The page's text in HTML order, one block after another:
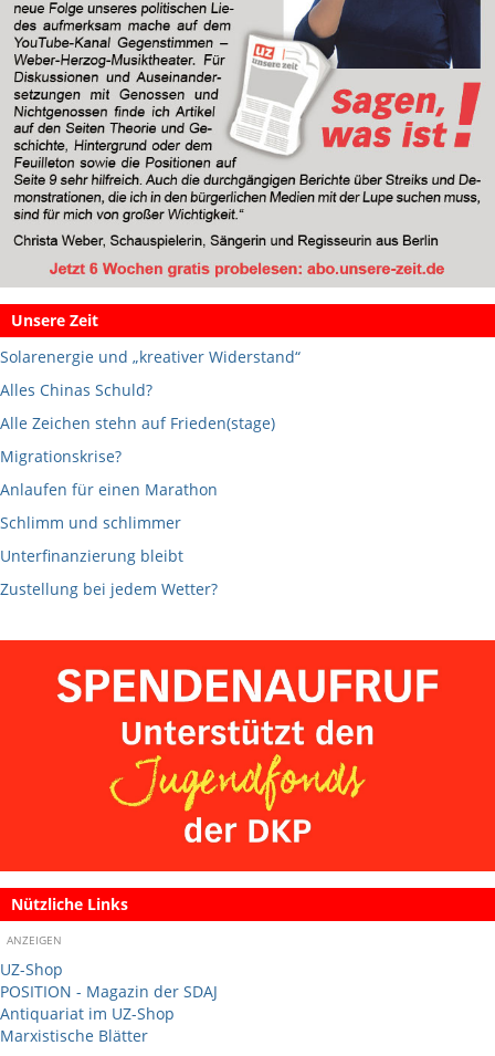
Unsere Zeit
Solarenergie und „kreativer Widerstand“
Alles Chinas Schuld?
Alle Zeichen stehn auf Frieden(stage)
Migrationskrise?
Anlaufen für einen Marathon
Schlimm und schlimmer
Unterfinanzierung bleibt
Zustellung bei jedem Wetter?
Nützliche Links
ANZEIGEN
UZ-Shop
POSITION - Magazin der SDAJ
Antiquariat im UZ-Shop
Marxistische Blätter